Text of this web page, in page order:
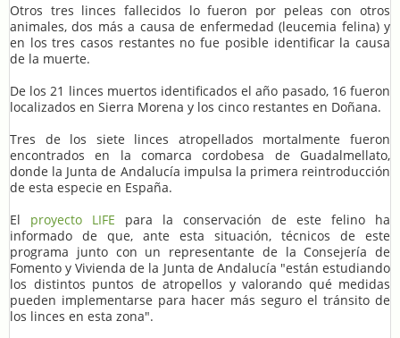
Otros tres linces fallecidos lo fueron por peleas con otros
animales, dos más a causa de enfermedad (leucemia felina) y
en los tres casos restantes no fue posible identificar la causa
de la muerte.
De los 21 linces muertos identificados el año pasado, 16 fueron
localizados en Sierra Morena y los cinco restantes en Doñana.
Tres de los siete linces atropellados mortalmente fueron
encontrados en la comarca cordobesa de Guadalmellato,
donde la Junta de Andalucía impulsa la primera reintroducción
de esta especie en España.
El proyecto LIFE para la conservación de este felino ha
informado de que, ante esta situación, técnicos de este
programa junto con un representante de la Consejería de
Fomento y Vivienda de la Junta de Andalucía "están estudiando
los distintos puntos de atropellos y valorando qué medidas
pueden implementarse para hacer más seguro el tránsito de
los linces en esta zona".